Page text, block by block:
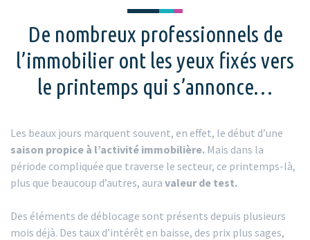
De nombreux professionnels de
l’immobilier ont les yeux fixés vers
le printemps qui s’annonce…
Les beaux jours marquent souvent, en effet, le début d’une
saison propice à l’activité immobilière. Mais dans la
période compliquée que traverse le secteur, ce printemps-là,
plus que beaucoup d’autres, aura valeur de test.
Des éléments de déblocage sont présents depuis plusieurs
mois déjà. Des taux d’intérêt en baisse, des prix plus sages,